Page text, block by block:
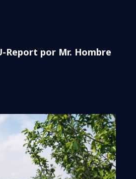
Report por Mr. Hombre